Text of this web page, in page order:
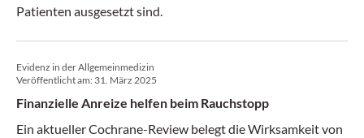
Patienten ausgesetzt sind.
Evidenz in der Allgemeinmedizin
Veröffentlicht am: 31. März 2025
Finanzielle Anreize helfen beim Rauchstopp
Ein aktueller Cochrane-Review belegt die Wirksamkeit von